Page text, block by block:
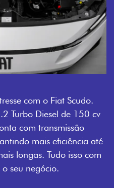
com o Fiat Scudo.
Turbo Diesel de 150 cv
com transmissão
mais eficiência até
longas. Tudo isso com
seu negócio.